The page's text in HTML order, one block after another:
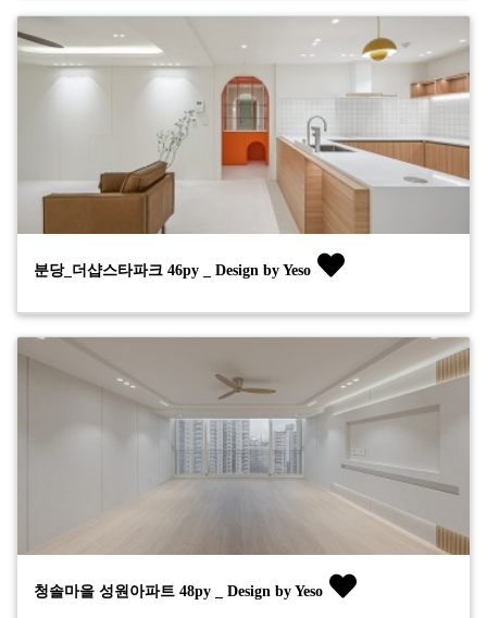
분당_더샵스타파크 46py _ Design by Yeso
청솔마을 성원아파트 48py _ Design by Yeso